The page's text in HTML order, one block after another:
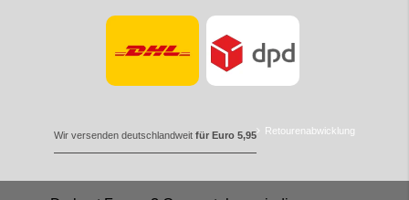
Wir versenden deutschlandweit für Euro 5,95 Retourenabwicklung